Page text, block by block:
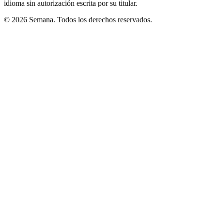
idioma sin autorización escrita por su titular.
© 2026 Semana. Todos los derechos reservados.